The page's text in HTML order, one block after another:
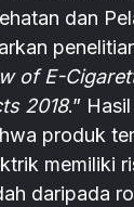
dan
of E-
2018.”
produk
memiliki
daripada